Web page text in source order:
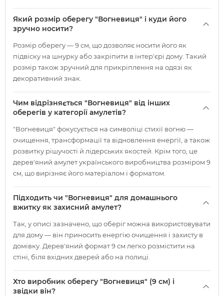
Який розмір оберегу "Вогневиця" і куди його
зручно носити?
Розмір оберегу — 9 см, що дозволяє носити його як
підвіску на шнурку або закріпити в інтер'єрі дому. Такий
розмір також зручний для прикріплення на одязі як
декоративний знак.
Чим відрізняється "Вогневиця" від інших
оберегів у категорії амулетів?
"Вогневиця" фокусується на символіці стихії вогню —
очищення, трансформації та відновлення енергії, а також
розвитку рішучості й лідерських якостей. Крім того, це
дерев'яний амулет українського виробництва розміром 9
см, що вирізняє його матеріалом і форматом.
Підходить чи "Вогневиця" для домашнього
вжитку як захисний амулет?
Так, у описі зазначено, що оберіг можна використовувати
для дому — він приносить енергію очищення і захисту в
домівку. Дерев'яний формат 9 см легко розмістити на
стіні, біля вхідних дверей або на полиці.
Хто виробник оберегу "Вогневиця" (9 см) і
звідки він?